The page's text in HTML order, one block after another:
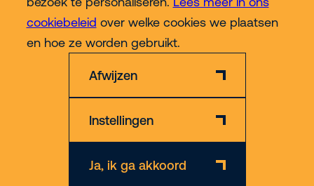
cookiebeleid over welke cookies we plaatsen
en hoe ze worden gebruikt.
Afwijzen
Instellingen
Ja, ik ga akkoord
Meer
© 2026 Riwal - All rights reserved